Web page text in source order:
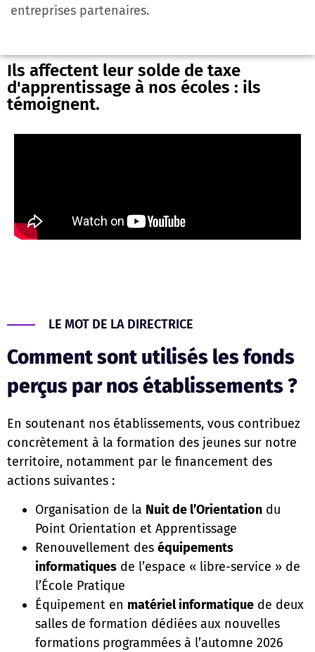
entreprises partenaires.
Ils affectent leur solde de taxe
d'apprentissage à nos écoles : ils
témoignent.
LE MOT DE LA DIRECTRICE
Comment sont utilisés les fonds
perçus par nos établissements ?
En soutenant nos établissements, vous contribuez
concrètement à la formation des jeunes sur notre
territoire, notamment par le financement des
actions suivantes :
Organisation de la Nuit de l’Orientation du
Point Orientation et Apprentissage
Renouvellement des équipements
informatiques de l’espace « libre-service » de
l’École Pratique
Équipement en matériel informatique de deux
salles de formation dédiées aux nouvelles
formations programmées à l’automne 2026